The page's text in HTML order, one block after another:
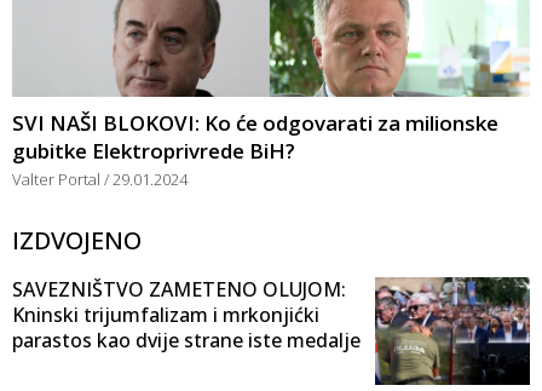
SVI NAŠI BLOKOVI: Ko će odgovarati za milionske
gubitke Elektroprivrede BiH?
Valter Portal 29.01.2024
IZDVOJENO
SAVEZNIŠTVO ZAMETENO OLUJOM:
Kninski trijumfalizam i mrkonjićki
parastos kao dvije strane iste medalje